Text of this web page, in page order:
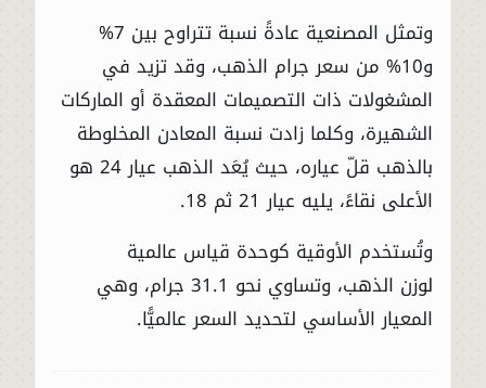
وتمثل المصنعية عادةً نسبة تتراوح بين 7%
و10% من سعر جرام الذهب، وقد تزيد في
المشغولات ذات التصميمات المعقدة أو الماركات
الشهيرة، وكلما زادت نسبة المعادن المخلوطة
بالذهب قلّ عياره، حيث يُعَد الذهب عيار 24 هو
الأعلى نقاءً، يليه عيار 21 ثم 18.
وتُستخدم الأوقية كوحدة قياس عالمية
لوزن الذهب
، وتساوي نحو 31.1 جرام، وهي
المعيار الأساسي لتحديد السعر عالميًّا.